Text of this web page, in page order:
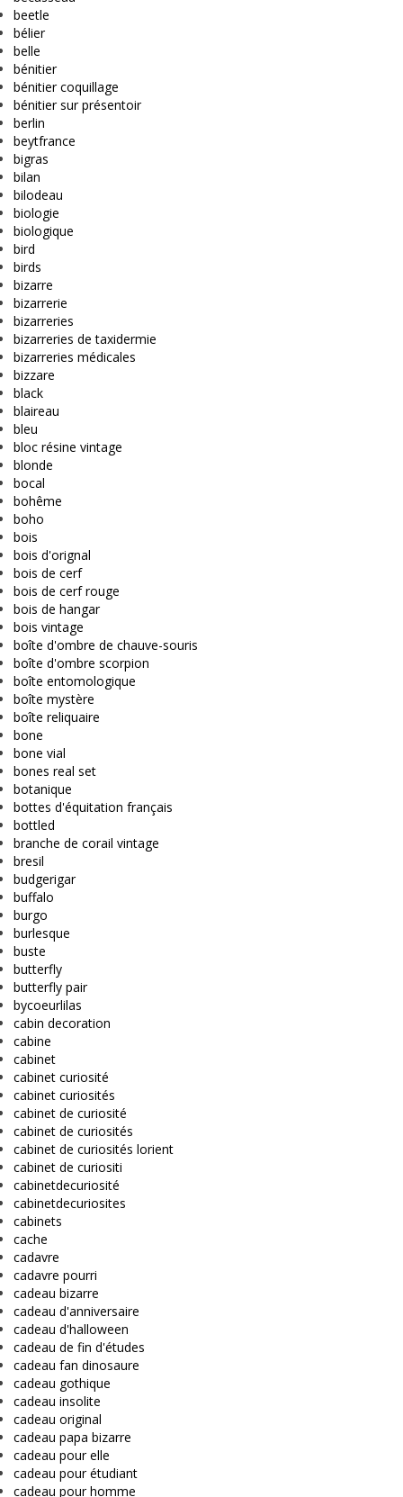
beetle
bélier
belle
bénitier
bénitier coquillage
bénitier sur présentoir
berlin
beytfrance
bigras
bilan
bilodeau
biologie
biologique
bird
birds
bizarre
bizarrerie
bizarreries
bizarreries de taxidermie
bizarreries médicales
bizzare
black
blaireau
bleu
bloc résine vintage
blonde
bocal
bohême
boho
bois
bois d'orignal
bois de cerf
bois de cerf rouge
bois de hangar
bois vintage
boîte d'ombre de chauve-souris
boîte d'ombre scorpion
boîte entomologique
boîte mystère
boîte reliquaire
bone
bone vial
bones real set
botanique
bottes d'équitation français
bottled
branche de corail vintage
bresil
budgerigar
buffalo
burgo
burlesque
buste
butterfly
butterfly pair
bycoeurlilas
cabin decoration
cabine
cabinet
cabinet curiosité
cabinet curiosités
cabinet de curiosité
cabinet de curiosités
cabinet de curiosités lorient
cabinet de curiositi
cabinetdecuriosité
cabinetdecuriosites
cabinets
cache
cadavre
cadavre pourri
cadeau bizarre
cadeau d'anniversaire
cadeau d'halloween
cadeau de fin d'études
cadeau fan dinosaure
cadeau gothique
cadeau insolite
cadeau original
cadeau papa bizarre
cadeau pour elle
cadeau pour étudiant
cadeau pour homme